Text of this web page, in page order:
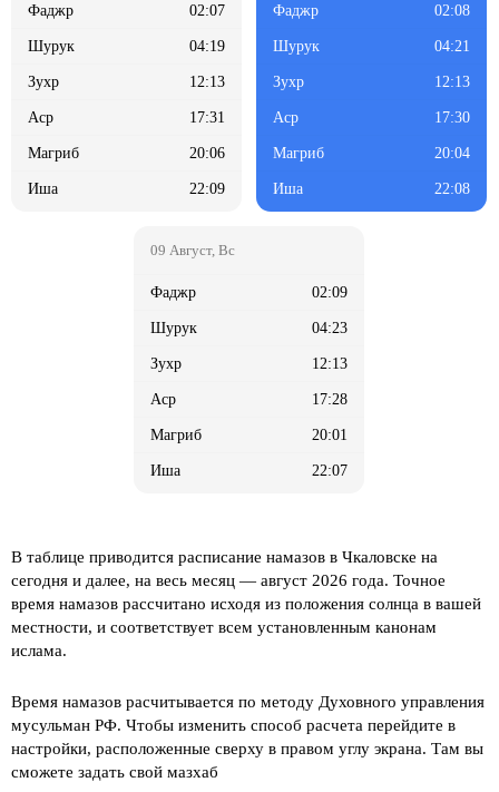
02:07
04:19
12:13
17:31
20:06
22:09
02:08
04:21
12:13
17:30
20:04
22:08
02:09
04:23
12:13
17:28
20:01
22:07
В таблице приводится расписание намазов в Чкаловске на
сегодня и далее, на весь месяц — август 2026 года. Точное
время намазов рассчитано исходя из положения солнца в вашей
местности, и соответствует всем установленным канонам
ислама.
Время намазов расчитывается по методу Духовного управления
мусульман РФ. Чтобы изменить способ расчета перейдите в
настройки, расположенные сверху в правом углу экрана. Там вы
сможете задать свой мазхаб